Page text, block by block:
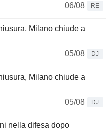
06/08
RE
Milano chiude a
05/08
DJ
Milano chiude a
05/08
DJ
nella difesa dopo